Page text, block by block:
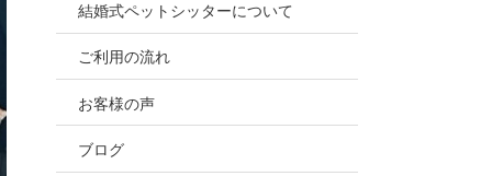
結婚式ペットシッターについて
ご利用の流れ
お客様の声
ブログ